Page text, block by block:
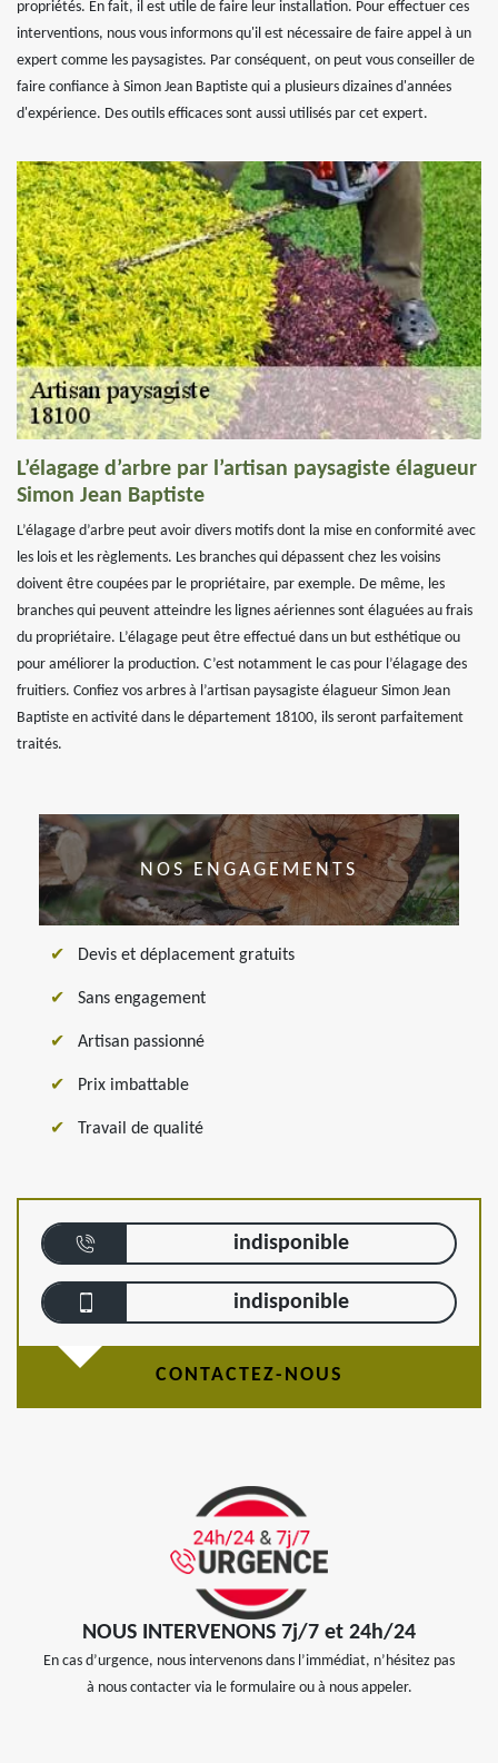
propriétés. En fait, il est utile de faire leur installation. Pour effectuer ces
interventions, nous vous informons qu'il est nécessaire de faire appel à un
expert comme les paysagistes. Par conséquent, on peut vous conseiller de
faire confiance à Simon Jean Baptiste qui a plusieurs dizaines d'années
d'expérience. Des outils efficaces sont aussi utilisés par cet expert.
L’élagage d’arbre par l’artisan paysagiste élagueur
Simon Jean Baptiste
L’élagage d’arbre peut avoir divers motifs dont la mise en conformité avec
les lois et les règlements. Les branches qui dépassent chez les voisins
doivent être coupées par le propriétaire, par exemple. De même, les
branches qui peuvent atteindre les lignes aériennes sont élaguées au frais
du propriétaire. L’élagage peut être effectué dans un but esthétique ou
pour améliorer la production. C’est notamment le cas pour l’élagage des
fruitiers. Confiez vos arbres à l’artisan paysagiste élagueur Simon Jean
Baptiste en activité dans le département 18100, ils seront parfaitement
traités.
NOS ENGAGEMENTS
Devis et déplacement gratuits
Sans engagement
Artisan passionné
Prix imbattable
Travail de qualité
indisponible
indisponible
CONTACTEZ-NOUS
NOUS INTERVENONS 7j/7 et 24h/24
En cas d’urgence, nous intervenons dans l’immédiat, n’hésitez pas
à nous contacter via le formulaire ou à nous appeler.